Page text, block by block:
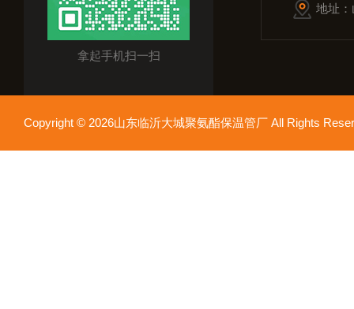
拿起手机扫一扫
地址
Copyright © 2026山东临沂大城聚氨酯保温管厂 All Rights